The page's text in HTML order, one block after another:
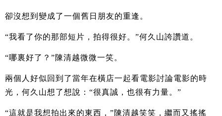
卻沒想到變成了一個舊日朋友的重逢。
“我看了你的那部短片，拍得很好。”何久山誇讚道。
“哪裏好了？”陳清越微微一笑。
兩個人好似回到了當年在橫店一起看電影討論電影的時
光，何久山想了想說：“很真誠，也很有力量。”
“這就是我想拍出來的東西，”陳清越笑笑，繼而又搖搖